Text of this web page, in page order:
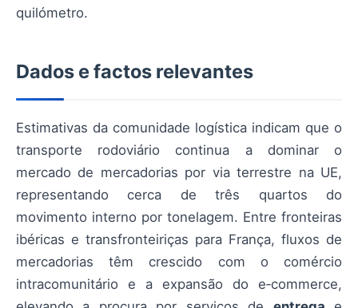
quilómetro.
Dados e factos relevantes
Estimativas da comunidade logística indicam que o
transporte rodoviário continua a dominar o
mercado de mercadorias por via terrestre na UE,
representando cerca de três quartos do
movimento interno por tonelagem. Entre fronteiras
ibéricas e transfronteiriças para França, fluxos de
mercadorias têm crescido com o comércio
intracomunitário e a expansão do e‑commerce,